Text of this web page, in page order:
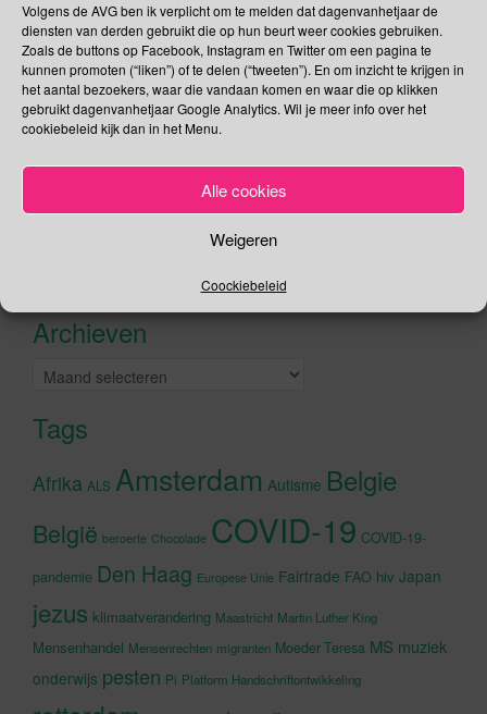
Volgens de AVG ben ik verplicht om te melden dat dagenvanhetjaar de
diensten van derden gebruikt die op hun beurt weer cookies gebruiken.
Zoals de buttons op Facebook, Instagram en Twitter om een pagina te
kunnen promoten (“liken”) of te delen (“tweeten”). En om inzicht te krijgen in
het aantal bezoekers, waar die vandaan komen en waar die op klikken
gebruikt dagenvanhetjaar Google Analytics. Wil je meer info over het
cookiebeleid kijk dan in het Menu.
Alle cookies
Weigeren
Coockiebeleid
Social Media
Je kunt me volgen op
Zoeken
Zoeken
Recente tweetsKlik om marketing cookies te
Archieven
Archieven
Tags
Afrika ALS Amsterdam Autisme Belgie
België beroerte Chocolade COVID-19 COVID-19-
pandemie Den Haag Europese Unie Fairtrade FAO hiv Japan
jezus klimaatverandering Maastricht Martin Luther King
Mensenhandel Mensenrechten migranten Moeder Teresa MS muziek
onderwijs pesten Pi Platform Handschriftontwikkeling